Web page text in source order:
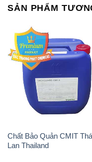
Chất Bảo Quản CMIT Thái
Lan Thailand